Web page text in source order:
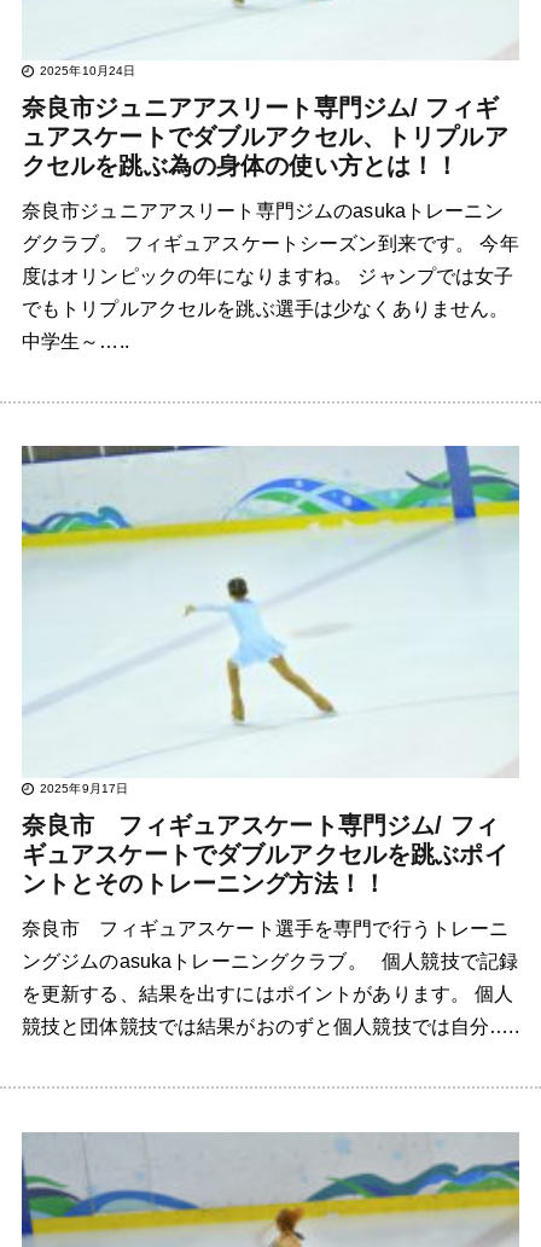
2025年10月24日
奈良市ジュニアアスリート専門ジム/ フィギ
ュアスケートでダブルアクセル、トリプルア
クセルを跳ぶ為の身体の使い方とは！！
奈良市ジュニアアスリート専門ジムのasukaトレーニン
グクラブ。 フィギュアスケートシーズン到来です。 今年
度はオリンピックの年になりますね。 ジャンプでは女子
でもトリプルアクセルを跳ぶ選手は少なくありません。
中学生～…..
2025年9月17日
奈良市 フィギュアスケート専門ジム/ フィ
ギュアスケートでダブルアクセルを跳ぶポイ
ントとそのトレーニング方法！！
奈良市 フィギュアスケート選手を専門で行うトレーニ
ングジムのasukaトレーニングクラブ。 個人競技で記録
を更新する、結果を出すにはポイントがあります。 個人
競技と団体競技では結果がおのずと個人競技では自分…..